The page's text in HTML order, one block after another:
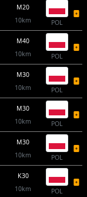
M20
10km
POL
M40
10km
POL
M30
10km
POL
M30
10km
POL
M30
10km
POL
K30
10km
POL